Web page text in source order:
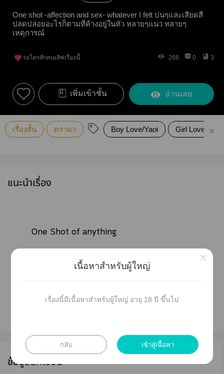
One shot -affection and sex- whatever I felt บ่นๆและเสียดสี
ปลดปล่อยอะไรก็ตามที่ค้างอยู่ในหัว หลายๆแนว หลายๆ
เหตุการณ์
รอใครสักคนเลิฟเรื่องนี้ 266 0 3
เพิ่มเข้าชั้น อ่านเลย
เรื่องสั้น ดรามา Boy Love/Yaoi Girl Love/Yuri
แนะนำเรื่อง
One Shot of anything
Sex/Affection/Depression/Emotion
บ่นๆแะเสียดสี ปล่อยะไก็ตามที่ค้างอยู่ใหัว
าๆแ าๆเหตุการณ์
ข้อมูลนักเขียน
เนื้อหาสำหรับผู้ใหญ่
เรื่องนี้มีเนื้อหาสำหรับผู้ใหญ่ อายุ 18 ปี ขึ้นไป
กลับ เข้าสู่เนื้อหา
×